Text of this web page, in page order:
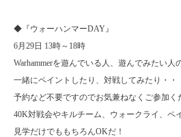
◆『ウォーハンマーDAY』
6月29日 13時～18時
Warhammerを遊んでいる人、遊んでみたい人
一緒にペイントしたり、対戦してみたり・・
予約など不要ですのでお気兼ねなくご参加く
40K対戦会やキルチーム、ウォークライ、ペ
見学だけでももちろんOKだ！